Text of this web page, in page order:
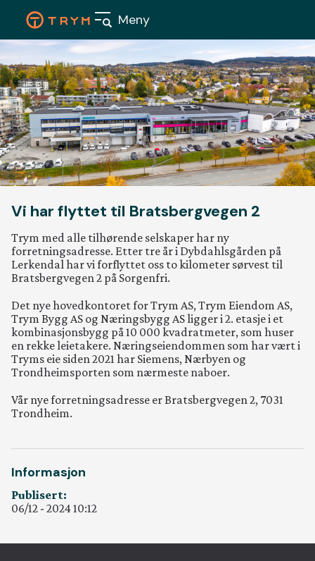
content
Meny
Våre
Aktuelt
Om oss
Jobb
Vi har flyttet til Bratsbergvegen 2
Informasjon
Publisert:
06/12 - 2024 10:12
Trym med alle tilhørende selskaper har ny
forretningsadresse. Etter tre år i Dybdahlsgården på
Lerkendal har vi forflyttet oss to kilometer sørvest til
Bratsbergvegen 2 på Sorgenfri.
Det nye hovedkontoret for Trym AS, Trym Eiendom AS,
Trym Bygg AS og Næringsbygg AS ligger i 2. etasje i et
kombinasjonsbygg på 10 000 kvadratmeter, som huser
en rekke leietakere. Næringseiendommen som har vært i
Tryms eie siden 2021 har Siemens, Nærbyen og
Trondheimsporten som nærmeste naboer.
Vår nye forretningsadresse er Bratsbergvegen 2, 7031
Trondheim.